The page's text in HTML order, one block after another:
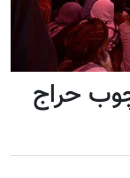
حراج